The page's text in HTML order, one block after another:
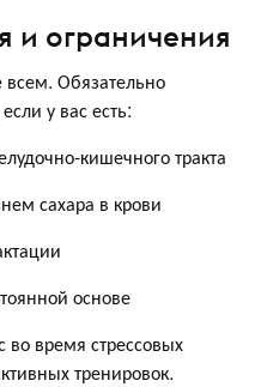
и ограничения
всем. Обязательно
у вас есть:
кишечного тракта
сахара в крови
основе
во время стрессовых
тренировок.